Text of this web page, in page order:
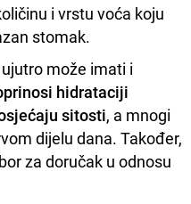
i vrstu voća koju
stomak.
može imati i
hidrataciji
sitosti, a mnogi
dijelu dana. Također,
za doručak u odnosu